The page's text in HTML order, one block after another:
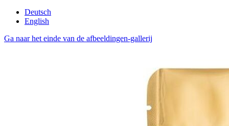
Deutsch
English
Ga naar het einde van de afbeeldingen-gallerij